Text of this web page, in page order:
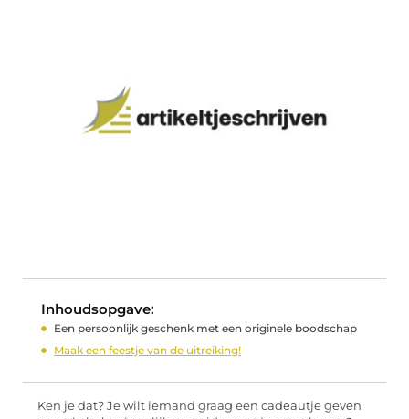
Inhoudsopgave:
Een persoonlijk geschenk met een originele boodschap
Maak een feestje van de uitreiking!
Ken je dat? Je wilt iemand graag een cadeautje geven